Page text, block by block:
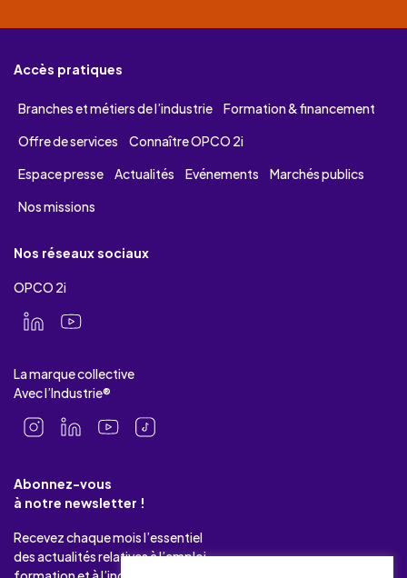
Accès pratiques
Branches et métiers de l’industrie
Formation & financement
Offre de services
Connaître OPCO 2i
Espace presse
Actualités Evénements
Marchés publics
Nos missions
Nos réseaux sociaux
OPCO 2i
La marque collective
Avec l’Industrie®
Abonnez-vous
à notre newsletter !
Recevez chaque mois l’essentiel
des actualités relatives à l’emploi-